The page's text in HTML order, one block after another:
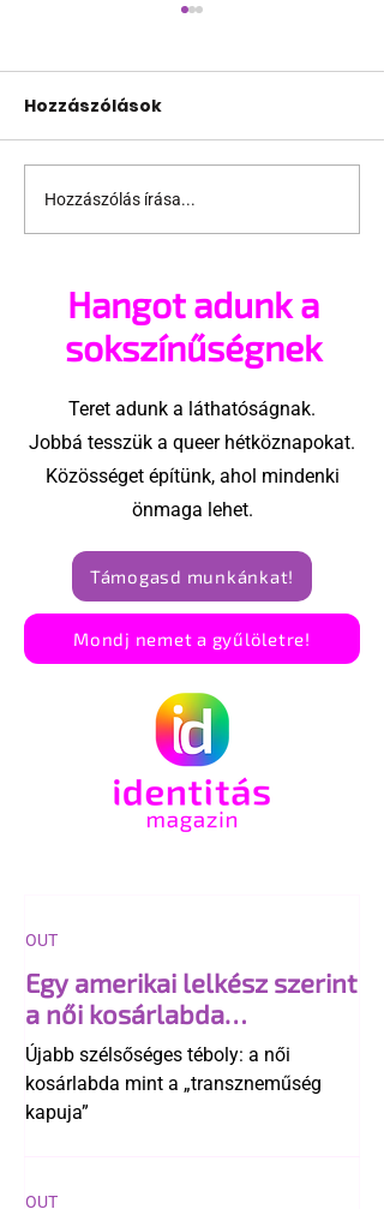
Támogathatsz és
ajánlhatsz: Te is részt
megvalósításában
Hozzászólások
Hozzászólás írása...
Hangot adunk a
sokszínűségnek
Teret adunk a láthatóságnak.
Jobbá tesszük a queer hétköznapokat.
Közösséget építünk, ahol mindenki
önmaga lehet.
Támogasd munkánkat!
Mondj nemet a gyűlöletre!
Egy amerikai lelkész szerint
a női kosárlabda
transzneműséghez vezet
Újabb szélsőséges téboly: a női
kosárlabda mint a „transzneműség
kapuja”
OUT
OUT